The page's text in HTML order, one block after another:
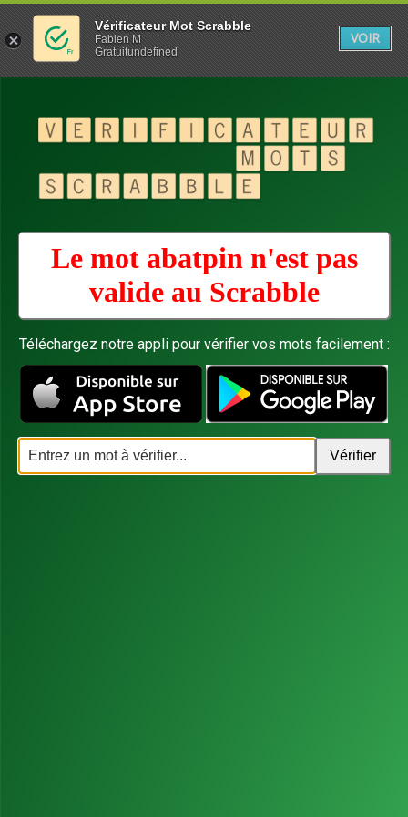
Le mot abatpin n'est pas
valide au Scrabble
Téléchargez notre appli pour vérifier vos mots facilement :
Vérificateur Mot Scrabble
Fabien M
Gratuitundefined
VOIR